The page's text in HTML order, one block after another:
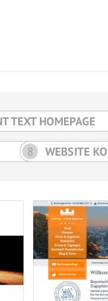
TEXT HOMEPAGE
8 WEBSITE